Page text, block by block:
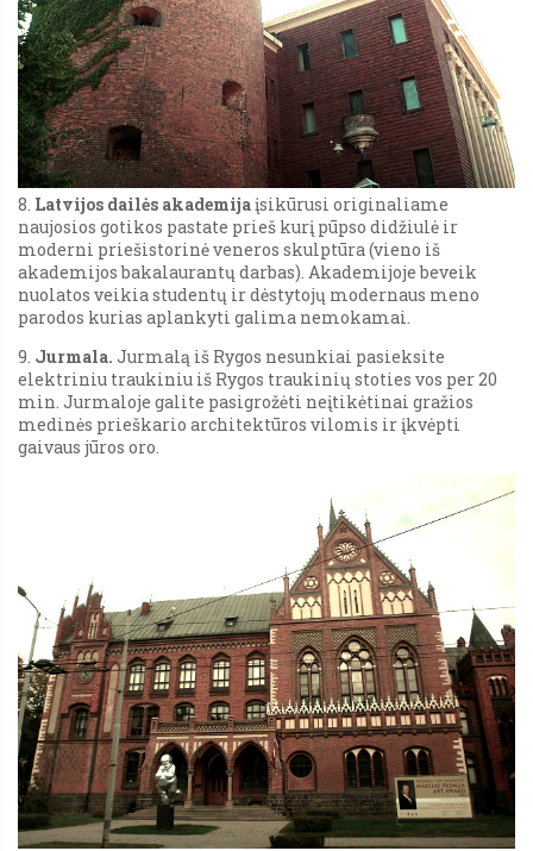
8. Latvijos dailės akademijaįsikūrusi originaliame
naujosios gotikos pastate prieš kurį pūpso didžiulė ir
moderni priešistorinė veneros skulptūra (vieno iš
akademijos bakalaurantų darbas). Akademijoje beveik
nuolatos veikia studentų ir dėstytojų modernaus meno
parodos kurias aplankyti galima nemokamai.
9. Jurmala. Jurmalą iš Rygos nesunkiai pasieksite
elektriniu traukiniu iš Rygos traukinių stoties vos per 20
min. Jurmaloje galite pasigrožėti neįtikėtinai gražios
medinės prieškario architektūros vilomis ir įkvėpti
gaivaus jūros oro.